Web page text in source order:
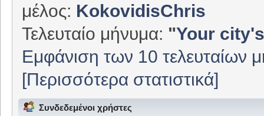
μέλος: KokovidisChris
Τελευταίο μήνυμα: "Your
Εμφάνιση των 10 τελευταίων
[Περισσότερα στατιστικά]
Συνδεδεμένοι χρήστες